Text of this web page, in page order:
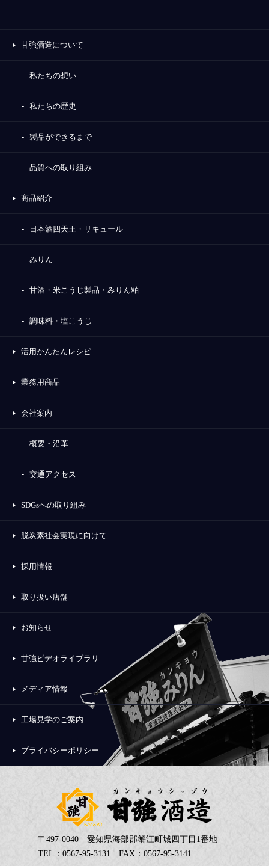
甘強酒造について
私たちの想い
私たちの歴史
製品ができるまで
品質への取り組み
商品紹介
日本酒四天王・リキュール
みりん
甘酒・米こうじ製品・みりん粕
調味料・塩こうじ
活用かんたんレシピ
業務用商品
会社案内
概要・沿革
交通アクセス
SDGsへの取り組み
脱炭素社会実現に向けて
採用情報
取り扱い店舗
お知らせ
甘強ビデオライブラリ
メディア情報
工場見学のご案内
プライバシーポリシー
〒497-0040 愛知県海部郡蟹江町城四丁目1番地
TEL：0567-95-3131 FAX：0567-95-3141